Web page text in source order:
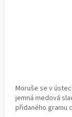
Moruše se v
jemná medová
přidaného gramu